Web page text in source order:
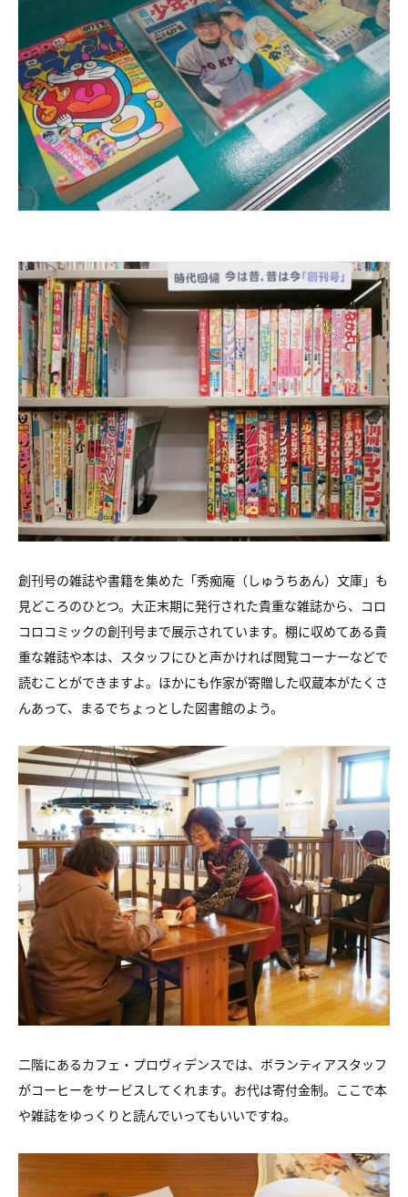
創刊号の雑誌や書籍を集めた「秀痴庵（しゅうちあん）文庫」も
見どころのひとつ。大正末期に発行された貴重な雑誌から、コロ
コロコミックの創刊号まで展示されています。棚に収めてある貴
重な雑誌や本は、スタッフにひと声かければ閲覧コーナーなどで
読むことができますよ。ほかにも作家が寄贈した収蔵本がたくさ
んあって、まるでちょっとした図書館のよう。
二階にあるカフェ・プロヴィデンスでは、ボランティアスタッフ
がコーヒーをサービスしてくれます。お代は寄付金制。ここで本
や雑誌をゆっくりと読んでいってもいいですね。